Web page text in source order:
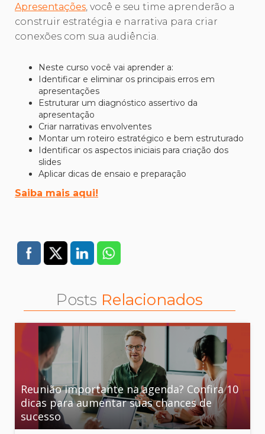
Apresentações, você e seu time aprenderão a
construir estratégia e narrativa para criar
conexões com sua audiência.
Neste curso você vai aprender a:
Identificar e eliminar os principais erros em
apresentações
Estruturar um diagnóstico assertivo da
apresentação
Criar narrativas envolventes
Montar um roteiro estratégico e bem estruturado
Identificar os aspectos iniciais para criação dos
slides
Aplicar dicas de ensaio e preparação
Saiba mais aqui!
Posts Relacionados
Reunião importante na agenda? Confira 10
dicas para aumentar suas chances de
sucesso